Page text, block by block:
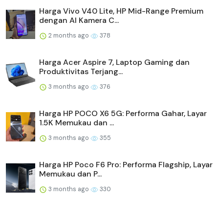
Harga Vivo V40 Lite, HP Mid-Range Premium
dengan AI Kamera C...
2 months ago 378
Harga Acer Aspire 7, Laptop Gaming dan
Produktivitas Terjang...
3 months ago 376
Harga HP POCO X6 5G: Performa Gahar, Layar
1.5K Memukau dan ...
3 months ago 355
Harga HP Poco F6 Pro: Performa Flagship, Layar
Memukau dan P...
3 months ago 330